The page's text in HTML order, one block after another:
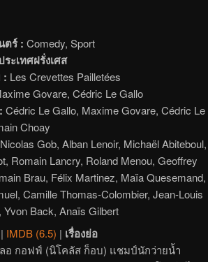
ตร์ : Comedy, Sport
ะเทศฝรั่งเศส
: Les Crevettes Pailletées
Govare, Cédric Le Gallo
Cédric Le Gallo, Maxime Govare, Cédric Le
Choay
Nicolas Gob, Alban Lenoir, Michaël Abiteboul,
Romain Lancry, Roland Menou, Geoffrey
Brau, Félix Martinez, Maïa Quesemand,
Camille Thomas-Colombier, Jean-Louis
Yvon Back, Anaïs Gilbert
| IMDB (6.5) | เรื่องย่อ
อ กอฟฟ์ (นิโคลัส ก็อบ) แชมป์นักว่ายน้ำ